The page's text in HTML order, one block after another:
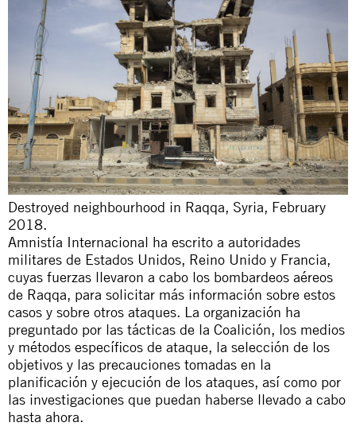
Destroyed neighbourhood in Raqqa, Syria, February
2018.
Amnistía Internacional ha escrito a autoridades
militares de Estados Unidos, Reino Unido y Francia,
cuyas fuerzas llevaron a cabo los bombardeos aéreos
de Raqqa, para solicitar más información sobre estos
casos y sobre otros ataques. La organización ha
preguntado por las tácticas de la Coalición, los medios
y métodos específicos de ataque, la selección de los
objetivos y las precauciones tomadas en la
planificación y ejecución de los ataques, así como por
las investigaciones que puedan haberse llevado a cabo
hasta ahora.